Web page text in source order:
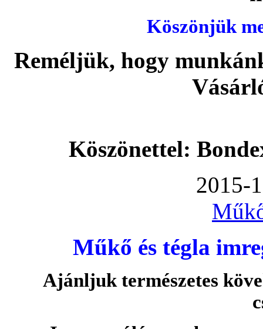
Köszönjük
Reméljük, hogy
Köszönettel:
2015-
Műkő és tégla
Ajánljuk természetes